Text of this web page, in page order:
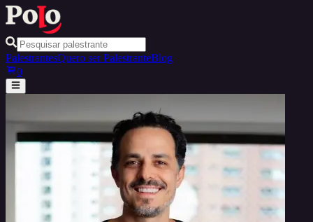
PalestrantesQuero ser PalestranteBlog
0